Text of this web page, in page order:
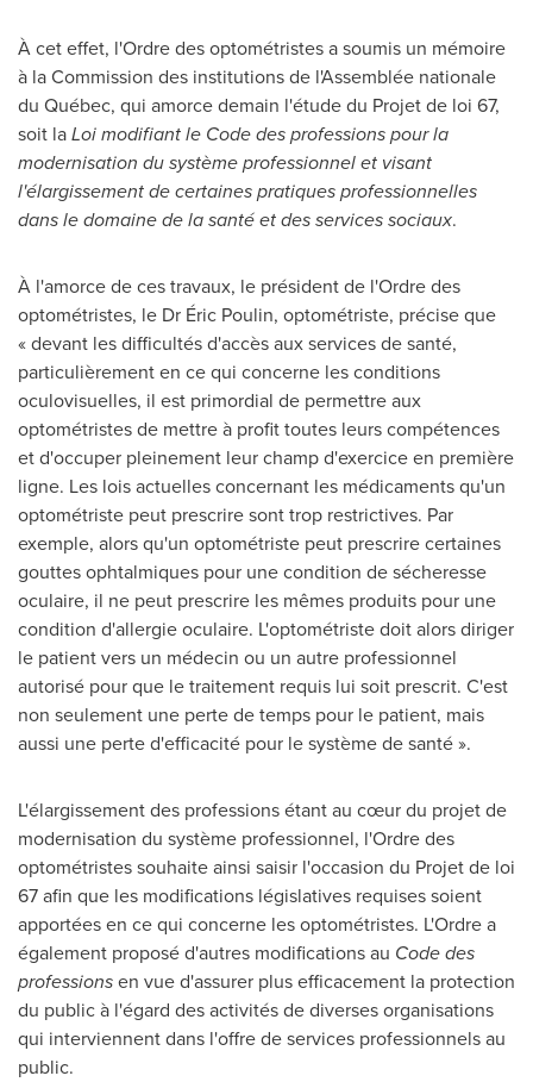
À cet effet, l'Ordre des optométristes a soumis un mémoire
à la Commission des institutions de l'Assemblée nationale
du Québec, qui amorce demain l'étude du Projet de loi 67,
soit laLoi modifiant le Code des professions pour la
modernisation du système professionnel et visant
l'élargissement de certaines pratiques professionnelles
dans le domaine de la santé et des services sociaux.
À l'amorce de ces travaux, le président de l'Ordre des
optométristes, le Dr Éric Poulin, optométriste, précise que
« devant les difficultés d'accès aux services de santé,
particulièrement en ce qui concerne les conditions
oculovisuelles, il est primordial de permettre aux
optométristes de mettre à profit toutes leurs compétences
et d'occuper pleinement leur champ d'exercice en première
ligne. Les lois actuelles concernant les médicaments qu'un
optométriste peut prescrire sont trop restrictives. Par
exemple, alors qu'un optométriste peut prescrire certaines
gouttes ophtalmiques pour une condition de sécheresse
oculaire, il ne peut prescrire les mêmes produits pour une
condition d'allergie oculaire. L'optométriste doit alors diriger
le patient vers un médecin ou un autre professionnel
autorisé pour que le traitement requis lui soit prescrit. C'est
non seulement une perte de temps pour le patient, mais
aussi une perte d'efficacité pour le système de santé ».
L'élargissement des professions étant au cœur du projet de
modernisation du système professionnel, l'Ordre des
optométristes souhaite ainsi saisir l'occasion du Projet de loi
67 afin que les modifications législatives requises soient
apportées en ce qui concerne les optométristes. L'Ordre a
également proposé d'autres modifications au Code des
professionsen vue d'assurer plus efficacement la protection
du public à l'égard des activités de diverses organisations
qui interviennent dans l'offre de services professionnels au
public.